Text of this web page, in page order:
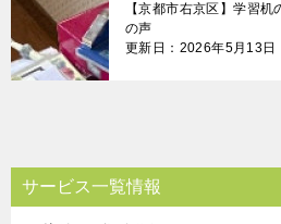
【京都市右京区】学習
の声
更新日：2026年5月13日
サービス一覧情報